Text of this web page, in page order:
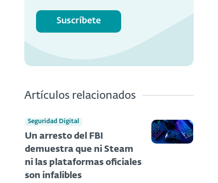
Suscríbete
Artículos relacionados
Seguridad Digital
Un arresto del FBI
demuestra que ni Steam
ni las plataformas oficiales
son infalibles